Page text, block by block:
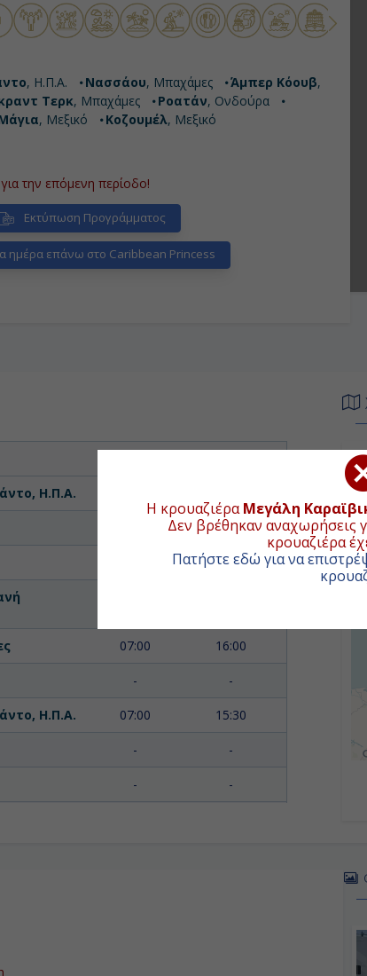
Η κρουαζιέραΜεγάλη
Δεν βρέθηκαν αναχωρήσεις
κρουαζιέρα
Πατήστε εδώ για να
στην Καραϊβική βρίσκεται πάνω στο δεύτερο
του κόσμου. Ετοιμαστείτε για βουτιές που θα σας
καταγάλανα νερά δίπλα σε δελφίνια και θαλάσσια
, Η.Π.Α. Νασσάου, Μπαχάμες Άμπερ Κόουβ,
Τερκ, Μπαχάμες Ροατάν, Ονδούρα
, Μεξικό Κοζουμέλ, Μεξικό
την επόμενη περίοδο!
Εκτύπωση Προγράμματος
ημέρα επάνω στο Caribbean Princess
Η.Π.Α.
17:00
-
07:00 16:00
- -
Η.Π.Α. 07:00 15:30
- -
- -